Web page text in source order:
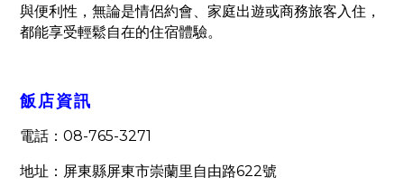
與便利性，無論是情侶約會、家庭出遊或商務旅客入住，
都能享受輕鬆自在的住宿體驗。
飯店資訊
電話： 08-765-3271
地址：屏東縣屏東市崇蘭里自由路622號